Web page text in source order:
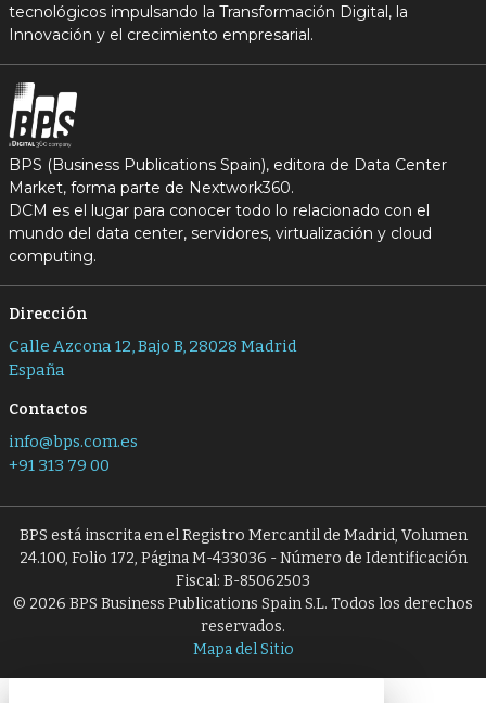
tecnológicos impulsando la Transformación Digital, la
Innovación y el crecimiento empresarial.
BPS (Business Publications Spain), editora de Data Center
Market, forma parte de Nextwork360.
DCM es el lugar para conocer todo lo relacionado con el
mundo del data center, servidores, virtualización y cloud
computing.
Dirección
Calle Azcona 12, Bajo B, 28028 Madrid
España
Contactos
info@bps.com.es
+91 313 79 00
BPS está inscrita en el Registro Mercantil de Madrid, Volumen
24.100, Folio 172, Página M-433036 - Número de Identificación
Fiscal: B-85062503
© 2026 BPS Business Publications Spain S.L. Todos los derechos
reservados.
Mapa del Sitio